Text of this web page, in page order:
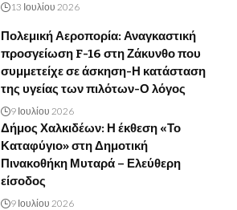
13 Ιουλίου 2026
Πολεμική Αεροπορία: Αναγκαστική
προσγείωση F-16 στη Ζάκυνθο που
συμμετείχε σε άσκηση-Η κατάσταση
της υγείας των πιλότων-Ο λόγος
9 Ιουλίου 2026
Δήμος Χαλκιδέων: Η έκθεση «Το
Καταφύγιο» στη Δημοτική
Πινακοθήκη Μυταρά – Ελεύθερη
είσοδος
9 Ιουλίου 2026